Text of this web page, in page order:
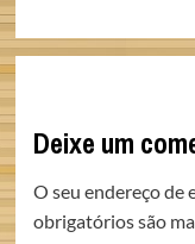
Deixe um
O seu endereço de
obrigatórios são